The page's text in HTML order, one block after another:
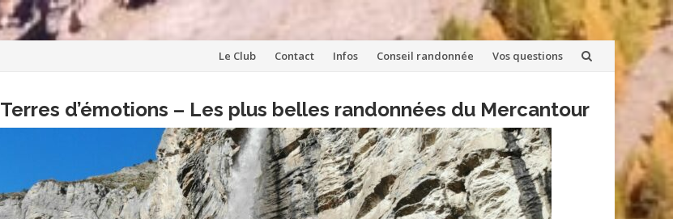
Aller
contenu
Le Club Contact Infos Conseil randonnée Vos questions
Terres d’émotions – Les plus belles randonnées du Mercantour